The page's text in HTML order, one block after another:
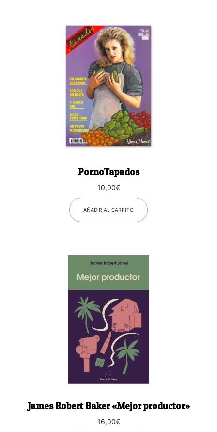
PornoTapados
10,00€
AÑADIR AL CARRITO
James Robert Baker «Mejor productor»
16,00€